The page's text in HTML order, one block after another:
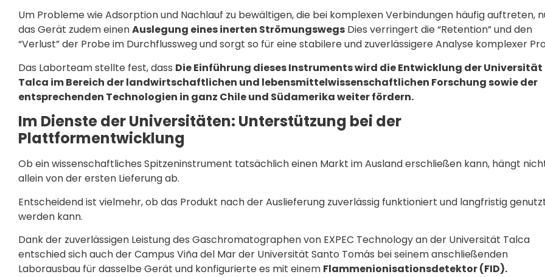
Um Probleme wie Adsorption und Nachlauf zu bewältigen, die bei komplexen Verbindungen häufig auftreten,
das Gerät zudem einenAuslegung eines inerten Strömungswegs Dies verringert die “Retention” und den
“Verlust” der Probe im Durchflussweg und sorgt so für eine stabilere und zuverlässigere Analyse komplexer
Das Laborteam stellte fest, dass Die Einführung dieses Instruments wird die Entwicklung der Universität
Talca im Bereich der landwirtschaftlichen und lebensmittelwissenschaftlichen Forschung sowie der
entsprechenden Technologien in ganz Chile und Südamerika weiter fördern.
Im Dienste der Universitäten: Unterstützung bei der
Plattformentwicklung
Ob ein wissenschaftliches Spitzeninstrument tatsächlich einen Markt im Ausland erschließen kann, hängt
allein von der ersten Lieferung ab.
Entscheidend ist vielmehr, ob das Produkt nach der Auslieferung zuverlässig funktioniert und langfristig
werden kann.
Dank der zuverlässigen Leistung des Gaschromatographen von EXPEC Technology an der Universität Talca
entschied sich auch der Campus Viña del Mar der Universität Santo Tomás bei seinem anschließenden
Laborausbau für dasselbe Gerät und konfigurierte es mit einem Flammenionisationsdetektor (FID).